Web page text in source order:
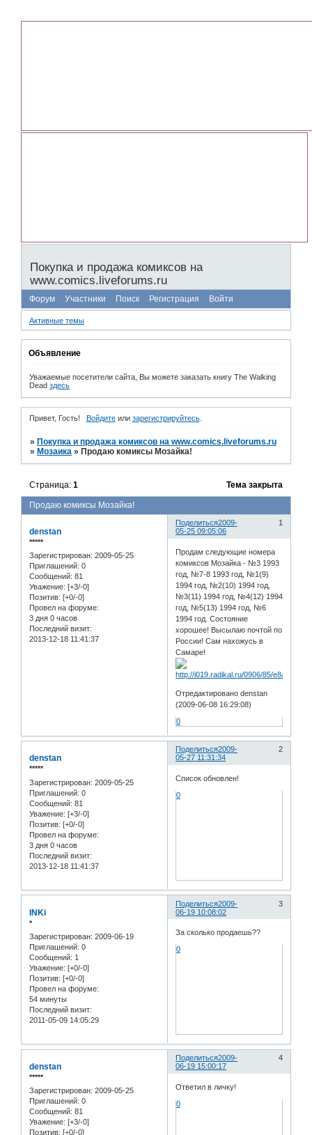
Покупка и продажа комиксов на
www.comics.liveforums.ru
Форум Участники Поиск Регистрация Войти
Активные темы
Объявление
Уважаемые посетители сайта, Вы можете заказать книгу The Walking
Dead здесь
Привет, Гость! Войдитеили зарегистрируйтесь.
» Покупка и продажа комиксов на www.comics.liveforums.ru
» Мозаика » Продаю комиксы Мозайка!
Продаю комиксы Мозайка!
Страница:1 Тема закрыта
Поделиться 1
2009-
05-25 09:05:06
denstan
*****
Зарегистрирован: 2009-05-25
Приглашений: 0
Сообщений: 81
Уважение: [+3/-0]
Позитив: [+0/-0]
Провел на форуме:
3 дня 0 часов
Последний визит:
2013-12-18 11:41:37
Продам следующие номера
комиксов Мозайка - №3 1993
год, №7-8 1993 год, №1(9)
1994 год, №2(10) 1994 год,
№3(11) 1994 год, №4(12) 1994
год, №5(13) 1994 год, №6
1994 год. Состояние
хорошее! Высылаю почтой по
России! Сам нахожусь в
Самаре!
Отредактировано denstan
(2009-06-08 16:29:08)
0
Поделиться 2
2009-
05-27 11:31:34
denstan
*****
Зарегистрирован: 2009-05-25
Приглашений: 0
Сообщений: 81
Уважение: [+3/-0]
Позитив: [+0/-0]
Провел на форуме:
3 дня 0 часов
Последний визит:
2013-12-18 11:41:37
Список обновлен!
0
Поделиться 3
2009-
06-19 10:08:02
INKi
*
Зарегистрирован: 2009-06-19
Приглашений: 0
Сообщений: 1
Уважение: [+0/-0]
Позитив: [+0/-0]
Провел на форуме:
54 минуты
Последний визит:
2011-05-09 14:05:29
За сколько продаешь??
0
Поделиться 4
2009-
06-19 15:00:17
denstan
*****
Зарегистрирован: 2009-05-25
Приглашений: 0
Сообщений: 81
Уважение: [+3/-0]
Позитив: [+0/-0]
Ответил в личку!
0